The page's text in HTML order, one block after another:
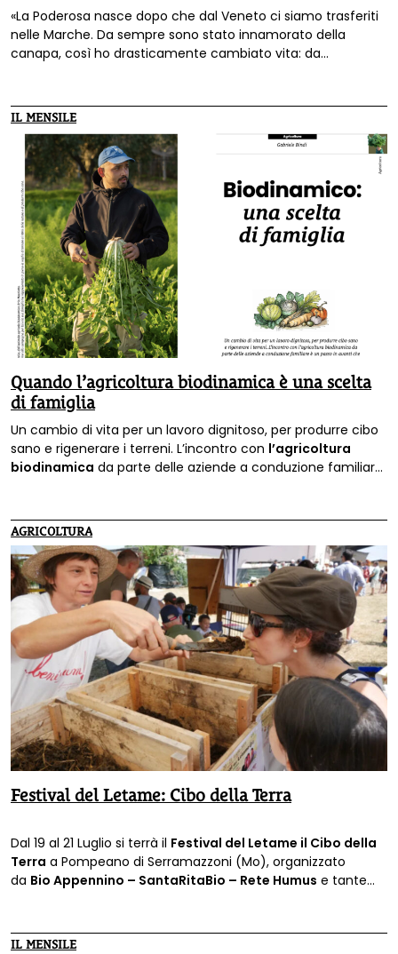
«La Poderosa nasce dopo che dal Veneto ci siamo trasferiti
nelle Marche. Da sempre sono stato innamorato della
canapa, così ho drasticamente cambiato vita: da
Spontini, in provincia di Ancona, che ha come protagonista
la canapa.
IL MENSILE
Quando l’agricoltura biodinamica è una scelta
di famiglia
Un cambio di vita per un lavoro dignitoso, per produrre cibo
sano e rigenerare i terreni. L’incontro con l’agricoltura
biodinamica da parte delle aziende a conduzione familiare
AGRICOLTURA
Festival del Letame: Cibo della Terra
Dal 19 al 21 Luglio si terrà il Festival del Letame il Cibo della
Terra a Pompeano di Serramazzoni (Mo), organizzato
da Bio Appennino – SantaRitaBio – Rete Humus e tante
Bianca Modenese (Presidio Slow Food).
IL MENSILE